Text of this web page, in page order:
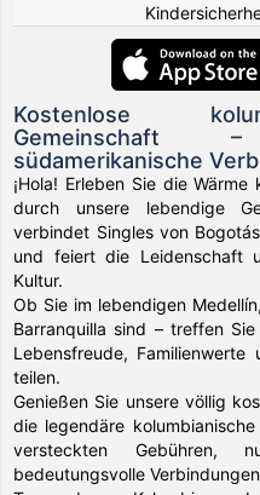
Kostenlose
Gemeinschaft
südamerikanische
¡Hola! Erleben Sie die
durch unsere lebendige
verbindet Singles von
und feiert die Leidenschaft
Kultur.
Ob Sie im lebendigen
Barranquilla sind – treffen
Lebensfreude, Familienwerte
teilen.
Genießen Sie unsere völlig
die legendäre
versteckten Gebühren,
bedeutungsvolle